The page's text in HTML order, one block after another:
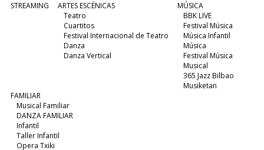
STREAMING
ARTES ESCÉNICAS
Teatro
Cuartitos
Festival Internacional de Teatro
Danza
Danza Vertical
MÚSICA
BBK LIVE
Festival Música
Música Infantil
Música
Festival Música
Musical
365 Jazz Bilbao
Musiketan
FAMILIAR
Musical Familiar
DANZA FAMILIAR
Infantil
Taller Infantil
Opera Txiki